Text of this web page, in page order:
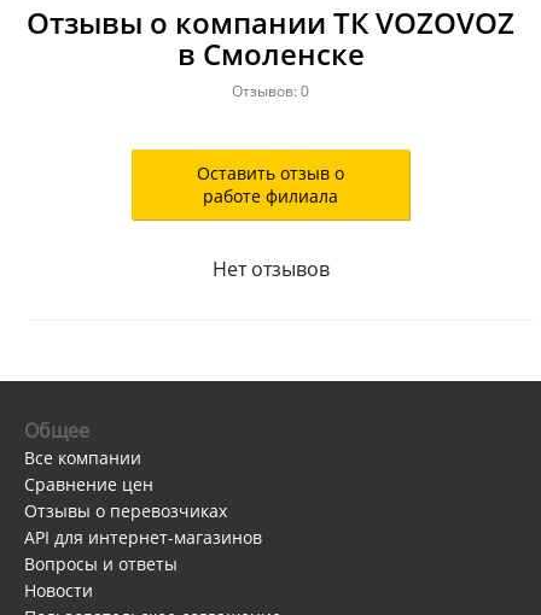
Отзывы о компании ТК VOZOVOZ
в Смоленске
Отзывов: 0
Оставить отзыв о
работе филиала
Нет отзывов
Общее
Все компании
Сравнение цен
Отзывы о перевозчиках
API для интернет-магазинов
Вопросы и ответы
Новости